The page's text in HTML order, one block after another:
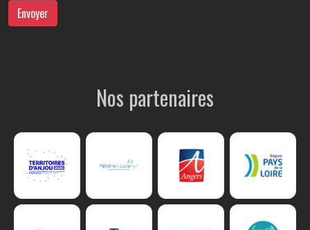
Envoyer
Nos partenaires